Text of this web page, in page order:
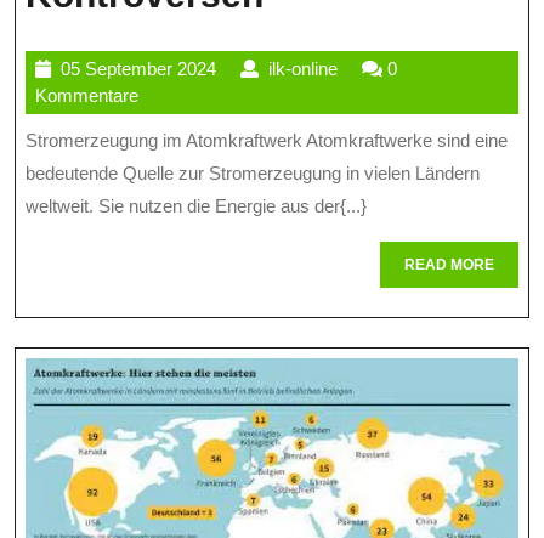
Im
Atomkraftwerk:
Funktion,
Sicherheit
Kontroversen
05 September 202405
2024
ilk-onlineilk-
0
Kommentare
Stromerzeugung im Atomkraftwerk Atomkraftwerke sind eine
bedeutende Quelle zur Stromerzeugung in vielen Ländern
weltweit. Sie nutzen die Energie aus der{...}
READ MOREREAD
MORE